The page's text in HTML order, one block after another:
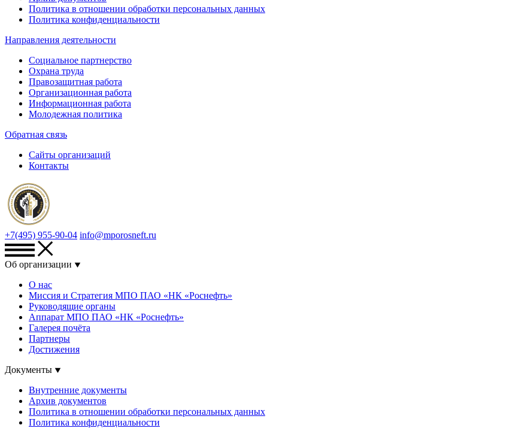
Политика в отношении обработки персональных данных
Политика конфиденциальности
Направления деятельности
Социальное партнерство
Охрана труда
Правозащитная работа
Организационная работа
Информационная работа
Молодежная политика
Обратная связь
Сайты организаций
Контакты
+7(495) 955-90-04 info@mporosneft.ru
Об организации
О нас
Миссия и Стратегия МПО ПАО «НК «Роснефть»
Руководящие органы
Аппарат МПО ПАО «НК «Роснефть»
Галерея почёта
Партнеры
Достижения
Документы
Внутренние документы
Архив документов
Политика в отношении обработки персональных данных
Политика конфиденциальности